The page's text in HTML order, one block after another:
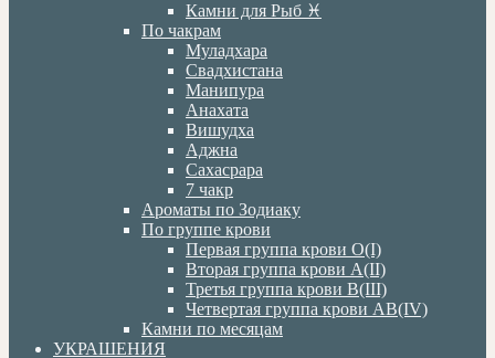
Камни для Рыб ♓️
По чакрам
Муладхара
Свадхистана
Манипура
Анахата
Вишудха
Аджна
Сахасрара
7 чакр
Ароматы по Зодиаку
По группе крови
Первая группа крови О(I)
Вторая группа крови А(II)
Третья группа крови В(III)
Четвертая группа крови АВ(IV)
Камни по месяцам
УКРАШЕНИЯ